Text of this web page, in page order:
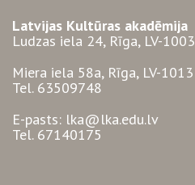
Latvijas Kultūras akadēmija
Ludzas iela 24, Rīga, LV-1003
Miera iela 58a, Rīga, LV-1013
Tel. 63509748
E-pasts: lka@lka.edu.lv
Tel. 67140175